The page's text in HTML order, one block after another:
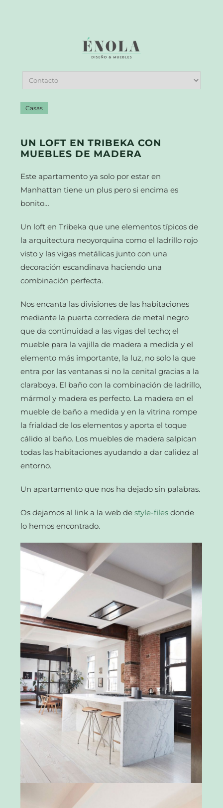
Casas
UN LOFT EN TRIBEKA CON
MUEBLES DE MADERA
Este apartamento ya solo por estar en
Manhattan tiene un plus pero si encima es
bonito…
Un loft en Tribeka que une elementos típicos de
la arquitectura neoyorquina como el ladrillo rojo
visto y las vigas metálicas junto con una
decoración escandinava haciendo una
combinación perfecta.
Nos encanta las divisiones de las habitaciones
mediante la puerta corredera de metal negro
que da continuidad a las vigas del techo; el
mueble para la vajilla de madera a medida y el
elemento más importante, la luz, no solo la que
entra por las ventanas si no la cenital gracias a la
claraboya. El baño con la combinación de ladrillo,
mármol y madera es perfecto. La madera en el
mueble de baño a medida y en la vitrina rompe
la frialdad de los elementos y aporta el toque
cálido al baño. Los muebles de madera salpican
todas las habitaciones ayudando a dar calidez al
entorno.
Un apartamento que nos ha dejado sin palabras.
Os dejamos al link a la web destyle-files donde
lo hemos encontrado.